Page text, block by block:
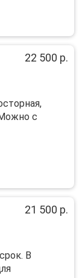
22 500 р.
с
21 500 р.
В